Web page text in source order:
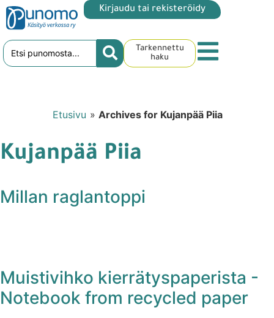
Kirjaudu tai rekisteröidy
Tarkennettu
haku
Etusivu » Archives for Kujanpää Piia
Kujanpää Piia
Millan raglantoppi
Muistivihko kierrätyspaperista -
Notebook from recycled paper